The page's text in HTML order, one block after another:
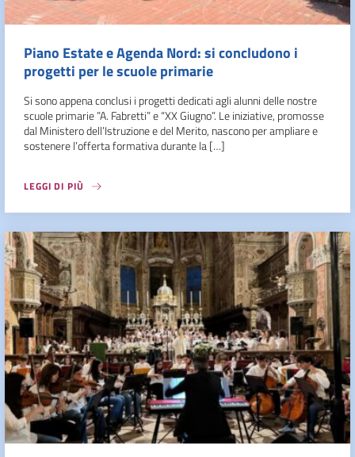
Piano Estate e Agenda Nord: si concludono i
progetti per le scuole primarie
Si sono appena conclusi i progetti dedicati agli alunni delle nostre
scuole primarie ”A. Fabretti” e “XX Giugno”. Le iniziative, promosse
dal Ministero dell’Istruzione e del Merito, nascono per ampliare e
sostenere l’offerta formativa durante la […]
LEGGI DI PIÙ